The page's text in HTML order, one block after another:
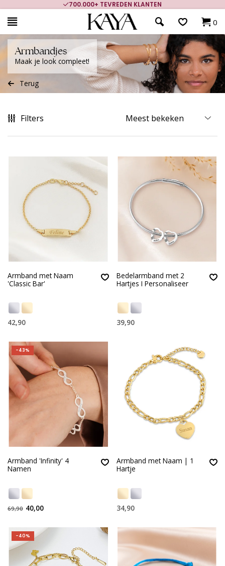
700.000+ TEVREDEN KLANTEN
0
Armbandjes
Maak je look compleet!
Terug
Filters
Armband met Naam
'Classic Bar'
42,90
Bedelarmband met 2
Hartjes I Personaliseer
39,90
-43%
Armband 'Infinity' 4
Namen
69,90 40,00
Armband met Naam | 1
Hartje
34,90
-40%